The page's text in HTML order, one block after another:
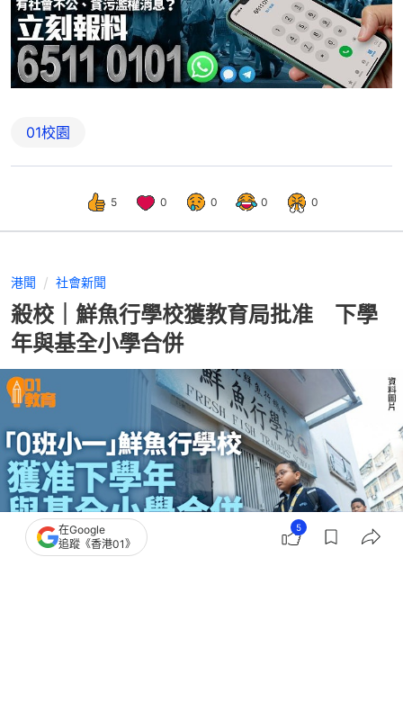
01校園
5 0 0 0 0
港聞 社會新聞
殺校｜鮮魚行學校獲教育局批准 下學
年與基全小學合併
在Google
追蹤《香港01》
5